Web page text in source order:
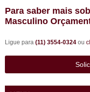
Para saber mais
Masculino
Ligue para (11) 3554-0324 ou